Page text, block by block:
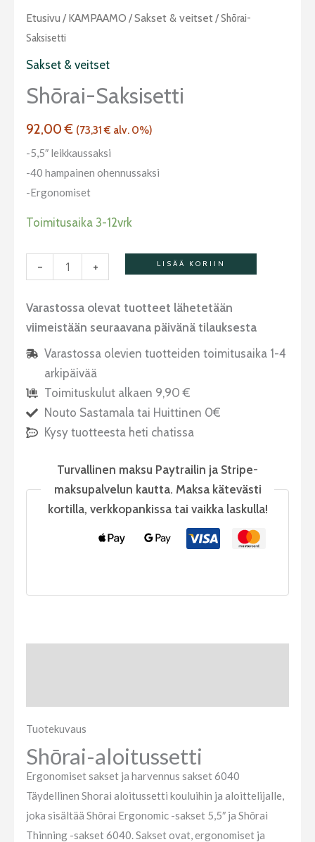
Etusivu / KAMPAAMO /Sakset & veitset/ Shōrai-
Saksisetti
Sakset & veitset
Shōrai-Saksisetti
92,00€ (73,31€ alv. 0%)
-5,5″ leikkaussaksi
-40 hampainen ohennussaksi
-Ergonomiset
Toimitusaika 3-12vrk
-
Shōrai-
saksisetti
määrä
+ LISÄÄ KORIIN
Varastossa olevat tuotteet lähetetään
viimeistään seuraavana päivänä tilauksesta
Varastossa olevien tuotteiden toimitusaika 1-4
arkipäivää
Toimituskulut alkaen 9,90 €
Nouto Sastamala tai Huittinen 0€
Kysy tuotteesta heti chatissa
Turvallinen maksu Paytrailin ja Stripe-
maksupalvelun kautta. Maksa kätevästi
kortilla, verkkopankissa tai vaikka laskulla!
Tuotekuvaus
Shōrai-aloitussetti
Ergonomiset sakset ja harvennus sakset 6040
Täydellinen Shorai aloitussetti kouluihin ja aloittelijalle,
joka sisältää Shōrai Ergonomic -sakset 5,5″ ja Shōrai
Thinning -sakset 6040. Sakset ovat, ergonomiset ja